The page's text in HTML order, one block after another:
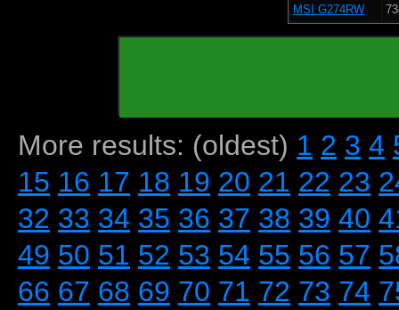
MSI G274RW
More results: (oldest) 1 2 3 4
15 16 17 18 19 20 21 22 23
32 33 34 35 36 37 38 39 40
49 50 51 52 53 54 55 56 57
66 67 68 69 70 71 72 73 74